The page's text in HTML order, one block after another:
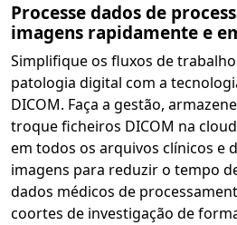
Processe dados de
imagens rapidamente e
Simplifique os fluxos de
patologia digital com a
DICOM. Faça a gestão,
troque ficheiros DICOM na
em todos os arquivos clínicos e
imagens para reduzir o tempo
dados médicos de
coortes de investigação de